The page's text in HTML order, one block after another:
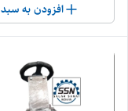
افزودن به سبد